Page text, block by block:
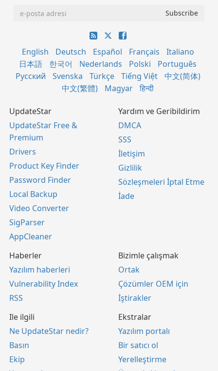
English Deutsch Español Français
Italiano
日本語
한국어 Nederlands Polski
Português
Русский
Svenska Türkçe Tiếng Việt
中文(简体)
中文(繁體)
Magyar हिन्दी
UpdateStar
UpdateStar Free &
Premium
Drivers
Product Key Finder
Password Finder
Local Backup
Video Converter
SigParser
AppCleaner
Yardım ve Geribildirim
DMCA
SSS
İletişim
Gizlilik
Sözleşmeleri İptal Etme
İade
Haberler
Yazılım haberleri
Vulnerability Index
RSS
Bizimle çalışmak
Ortak
Çözümler OEM için
İştirakler
Ile ilgili
Ne UpdateStar nedir?
Basın
Ekip
Ekstralar
Yazılım portalı
Bir satıcı ol
Yerelleştirme